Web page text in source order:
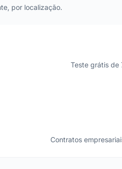
por localização.
Teste grátis de
Contratos